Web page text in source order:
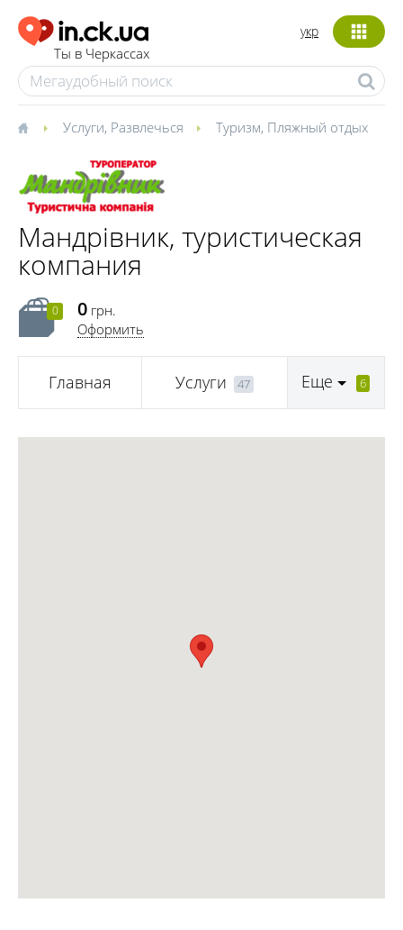
Ты в Черкассах
укр
Услуги, Развлечься Туризм, Пляжный отдых
Мандрівник, туристическая
компания
0 0 грн.
Оформить
Главная Услуги 47 Еще 6